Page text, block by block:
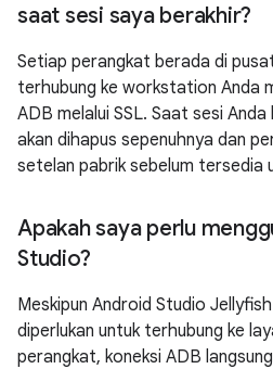
saat sesi saya berakhir?
Setiap perangkat berada di
terhubung ke workstation Anda
ADB melalui SSL. Saat sesi
akan dihapus sepenuhnya dan
setelan pabrik sebelum tersedia
Apakah saya perlu
Studio?
Meskipun Android Studio
diperlukan untuk terhubung ke
perangkat, koneksi ADB